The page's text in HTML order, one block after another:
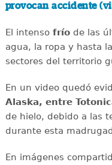
provocan accidente
El intensofríode las
agua, la ropa y hasta
sectores del territorio
En un video quedó
Alaska, entre
de hielo, debido a las
durante esta
En imágenes